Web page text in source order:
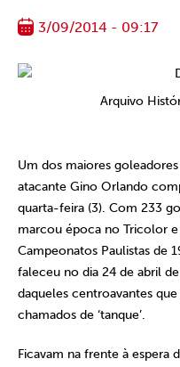
3/09/2014 - 09:17
Arquivo
Um dos maiores
atacante Gino Orlando
quarta-feira (3). Com 233
marcou época no Tricolor
Campeonatos Paulistas de
faleceu no dia 24 de abril
daqueles centroavantes
chamados de ‘tanque’.
Ficavam na frente à espera